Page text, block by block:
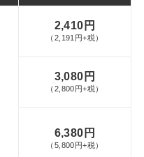
2,410円
（2,191円+税）
3,080円
（2,800円+税）
6,380円
（5,800円+税）